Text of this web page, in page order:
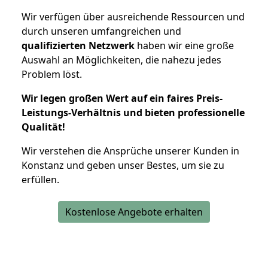
Wir verfügen über ausreichende Ressourcen und
durch unseren umfangreichen und
qualifizierten Netzwerk haben wir eine große
Auswahl an Möglichkeiten, die nahezu jedes
Problem löst.
Wir legen großen Wert auf ein faires Preis-
Leistungs-Verhältnis und bieten professionelle
Qualität!
Wir verstehen die Ansprüche unserer Kunden in
Konstanz und geben unser Bestes, um sie zu
erfüllen.
Kostenlose Angebote erhalten